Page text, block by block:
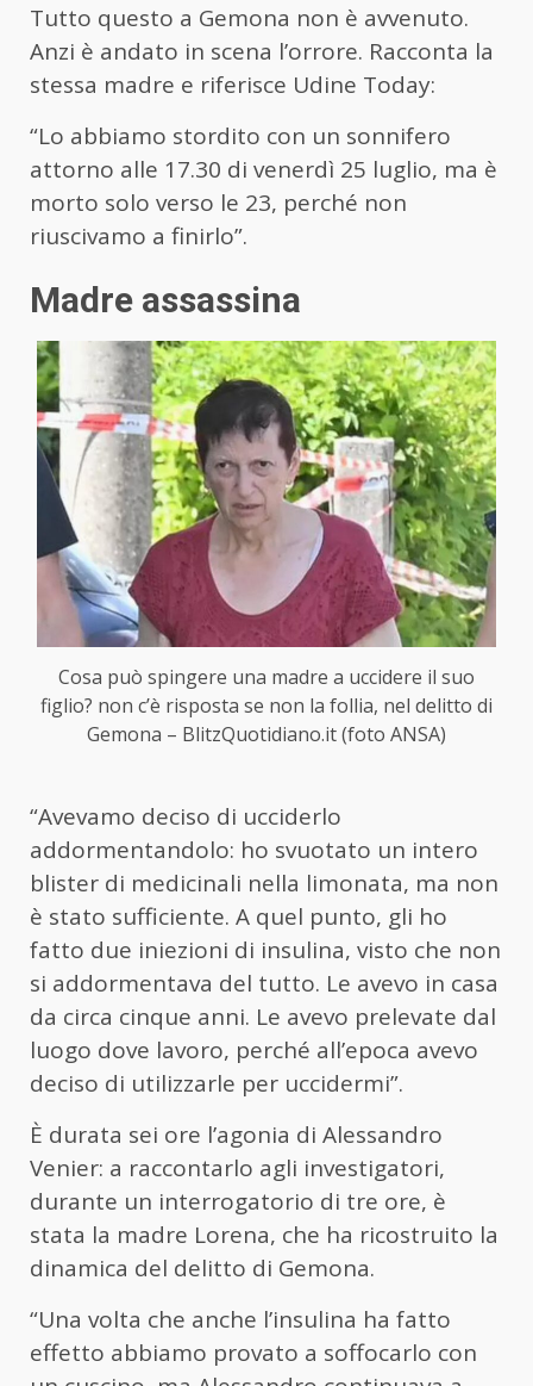
Tutto questo a Gemona non è avvenuto.
Anzi è andato in scena l’orrore. Racconta la
stessa madre e riferisce Udine Today:
“Lo abbiamo stordito con un sonnifero
attorno alle 17.30 di venerdì 25 luglio, ma è
morto solo verso le 23, perché non
riuscivamo a finirlo”.
Madre assassina
Cosa può spingere una madre a uccidere il suo
figlio? non c’è risposta se non la follia, nel delitto di
Gemona – BlitzQuotidiano.it (foto ANSA)
“Avevamo deciso di ucciderlo
addormentandolo: ho svuotato un intero
blister di medicinali nella limonata, ma non
è stato sufficiente. A quel punto, gli ho
fatto due iniezioni di insulina, visto che non
si addormentava del tutto. Le avevo in casa
da circa cinque anni. Le avevo prelevate dal
luogo dove lavoro, perché all’epoca avevo
deciso di utilizzarle per uccidermi”.
È durata sei ore l’agonia di Alessandro
Venier: a raccontarlo agli investigatori,
durante un interrogatorio di tre ore, è
stata la madre Lorena, che ha ricostruito la
dinamica del delitto di Gemona.
“Una volta che anche l’insulina ha fatto
effetto abbiamo provato a soffocarlo con